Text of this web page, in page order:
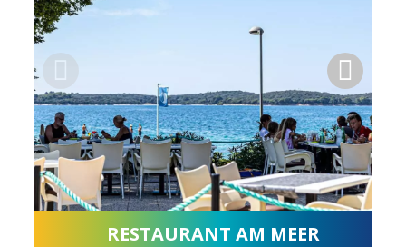
RESTAURANT AM MEER